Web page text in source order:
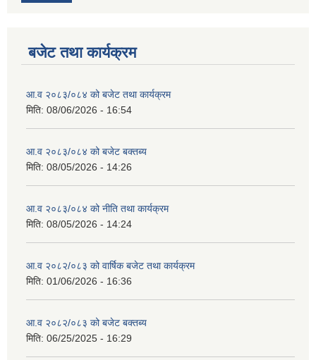
बजेट तथा कार्यक्रम
आ.व २०८३/०८४ को बजेट तथा कार्यक्रम
मिति: 08/06/2026 - 16:54
आ.व २०८३/०८४ को बजेट बक्तब्य
मिति: 08/05/2026 - 14:26
आ.व २०८३/०८४ को नीति तथा कार्यक्रम
मिति: 08/05/2026 - 14:24
आ.व २०८२/०८३ को वार्षिक बजेट तथा कार्यक्रम
मिति: 01/06/2026 - 16:36
आ.व २०८२/०८३ को बजेट बक्तब्य
मिति: 06/25/2025 - 16:29